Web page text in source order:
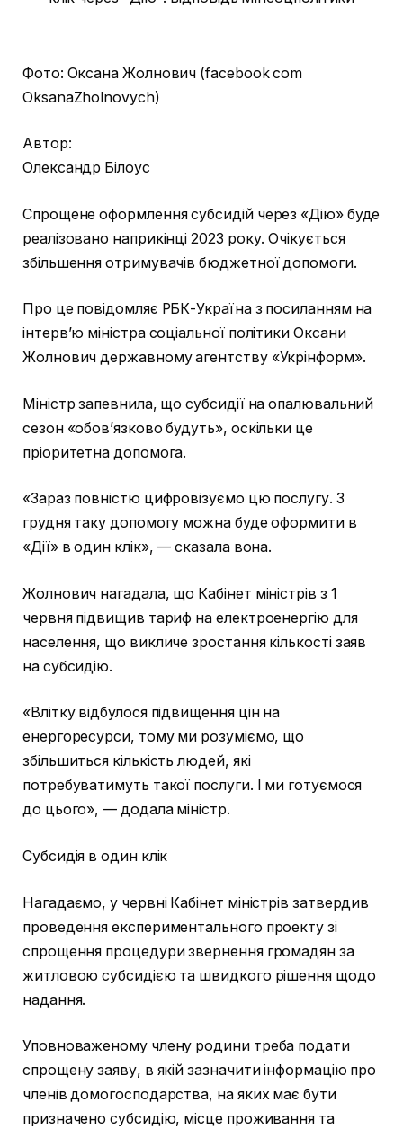
Фото: Оксана Жолнович (facebook com
OksanaZholnovych)
Автор:
Олександр Білоус
Спрощене оформлення субсидій через «Дію» буде
реалізовано наприкінці 2023 року. Очікується
збільшення отримувачів бюджетної допомоги.
Про це повідомляє РБК-Україна з посиланням на
інтерв’ю міністра соціальної політики Оксани
Жолнович державному агентству «Укрінформ».
Міністр запевнила, що субсидії на опалювальний
сезон «обов’язково будуть», оскільки це
пріоритетна допомога.
«Зараз повністю цифровізуємо цю послугу. З
грудня таку допомогу можна буде оформити в
«Дії» в один клік», — сказала вона.
Жолнович нагадала, що Кабінет міністрів з 1
червня підвищив тариф на електроенергію для
населення, що викличе зростання кількості заяв
на субсидію.
«Влітку відбулося підвищення цін на
енергоресурси, тому ми розуміємо, що
збільшиться кількість людей, які
потребуватимуть такої послуги. І ми готуємося
до цього», — додала міністр.
Субсидія в один клік
Нагадаємо, у червні Кабінет міністрів затвердив
проведення експериментального проекту зі
спрощення процедури звернення громадян за
житловою субсидією та швидкого рішення щодо
надання.
Уповноваженому члену родини треба подати
спрощену заяву, в якій зазначити інформацію про
членів домогосподарства, на яких має бути
призначено субсидію, місце проживання та